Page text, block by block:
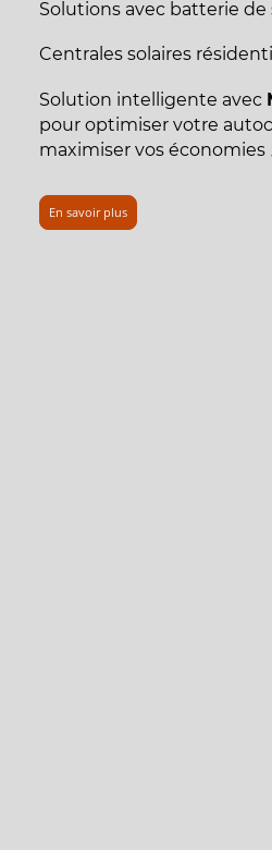
Solutions avec batterie de
Centrales solaires
Solution intelligente avec
pour optimiser votre
maximiser vos économies
En savoir plus